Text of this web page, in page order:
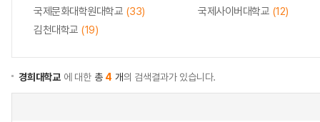
국제문화대학원대학교 (33) 국제사이버대학교 (12)
김천대학교 (19)
경희대학교 에 대한 총 4 개의 검색결과가 있습니다.